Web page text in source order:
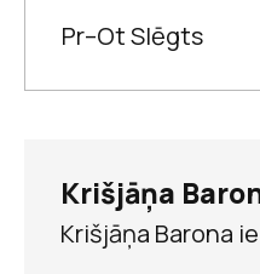
Dzimtas
Pr–Ot Slēgts
Krišjāņa
Krišjāņa Barona